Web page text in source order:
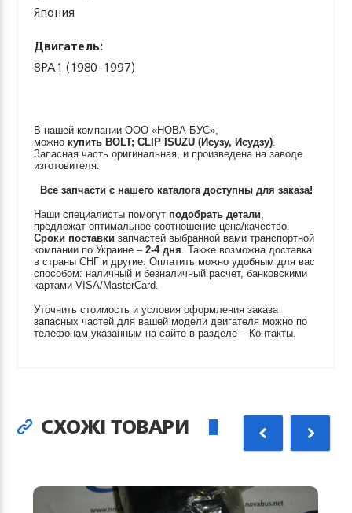
Япония
Двигатель:
8PA1 (1980-1997)
В нашей компании ООО «НОВА БУС»,
можно купить BOLT; CLIP ISUZU (Исузу, Исудзу).
Запасная часть оригинальная, и произведена на заводе
изготовителя.
Все запчасти с нашего каталога доступны для заказа!
Наши специалисты помогут подобрать детали,
предложат оптимальное соотношение цена/качество.
Сроки поставки запчастей выбранной вами транспортной
компании по Украине –2-4 дня. Также возможна доставка
в страны СНГ и другие. Оплатить можно удобным для вас
способом: наличный и безналичный расчет, банковскими
картами VISA/MasterCard.
Уточнить стоимость и условия оформления заказа
запасных частей для вашей модели двигателя можно по
телефонам указанным на сайте в разделе – Контакты.
СХОЖІ ТОВАРИ